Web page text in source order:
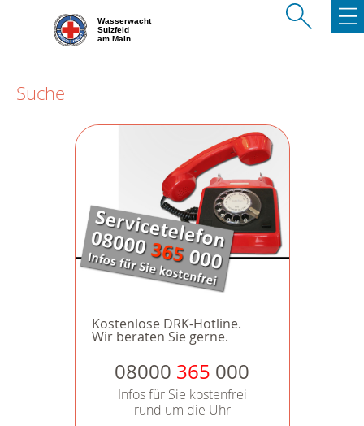
Wasserwacht
Sulzfeld
am Main
Suche
Kostenlose DRK-Hotline.
Wir beraten Sie gerne.
08000 365 000
Infos für Sie kostenfrei
rund um die Uhr